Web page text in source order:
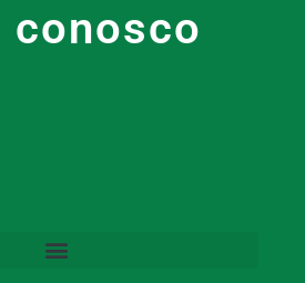
conosco